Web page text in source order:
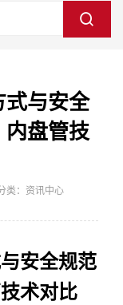
与安全
盘管技
类： 资讯中心
安全规范
术对比